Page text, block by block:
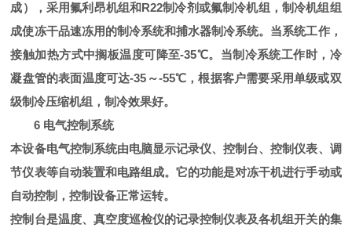
成），采用氟利昂机组和R22制冷剂或氟制冷机组，制冷机组组
成使冻干品速冻用的制冷系统和捕水器制冷系统。当系统工作，
接触加热方式中搁板温度可降至-35℃。当制冷系统工作时，冷
凝盘管的表面温度可达-35～-55℃，根据客户需要采用单级或双
级制冷压缩机组，制冷效果好。
6 电气控制系统
本设备电气控制系统由电脑显示记录仪、控制台、控制仪表、调
节仪表等自动装置和电路组成。它的功能是对冻干机进行手动或
自动控制，控制设备正常运转。
控制台是温度、真空度巡检仪的记录控制仪表及各机组开关的集